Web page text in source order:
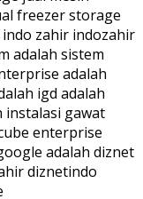
freezer storage
zahir indozahir
adalah sistem
adalah
igd adalah
instalasi gawat
enterprise
adalah diznet
diznetindo